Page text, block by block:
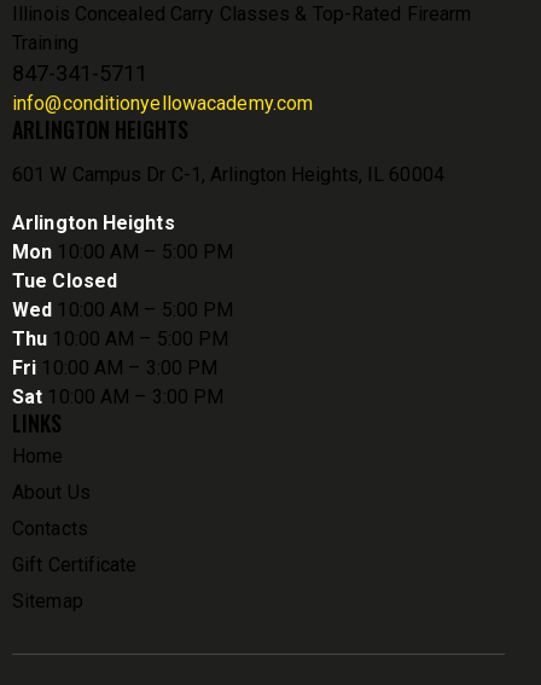
Illinois Concealed Carry Classes & Top-Rated Firearm
Training
847-341-5711
info@conditionyellowacademy.com
ARLINGTON HEIGHTS
601 W Campus Dr C-1, Arlington Heights, IL 60004
Arlington Heights
Mon 10:00 AM – 5:00 PM
Tue Closed
Wed 10:00 AM – 5:00 PM
Thu 10:00 AM – 5:00 PM
Fri 10:00 AM – 3:00 PM
Sat 10:00 AM – 3:00 PM
LINKS
Home
About Us
Contacts
Gift Certificate
Sitemap